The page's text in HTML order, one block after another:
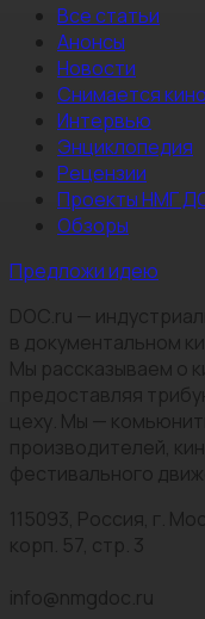
Все статьи
Анонсы
Новости
Снимается кино
Интервью
Энциклопедия
Рецензии
Проекты НМГ
Обзоры
Предложи идею
DOC.ru —
в документальном
Мы рассказываем о
предоставляя
цеху. Мы —
производителей,
фестивального
115093, Россия, г.
корп. 57, стр. 3
info@nmgdoc.ru